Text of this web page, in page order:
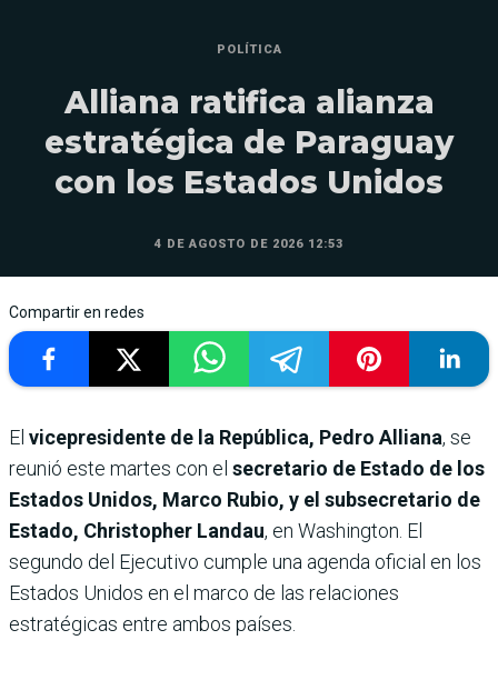
POLÍTICA
Alliana ratifica alianza
estratégica de Paraguay
con los Estados Unidos
4 DE AGOSTO DE 2026 12:53
Compartir en redes
El vicepresidente de la República, Pedro Alliana, se
reunió este martes con el secretario de Estado de los
Estados Unidos, Marco Rubio, y el subsecretario de
Estado, Christopher Landau, en Washington. El
segundo del Ejecutivo cumple una agenda oficial en los
Estados Unidos en el marco de las relaciones
estratégicas entre ambos países.